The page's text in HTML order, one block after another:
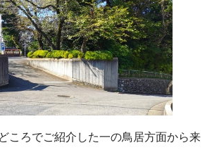
ころでご紹介した一の鳥居方面から来